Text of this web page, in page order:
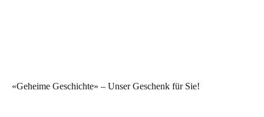
«Geheime Geschichte» – Unser Geschenk für Sie!